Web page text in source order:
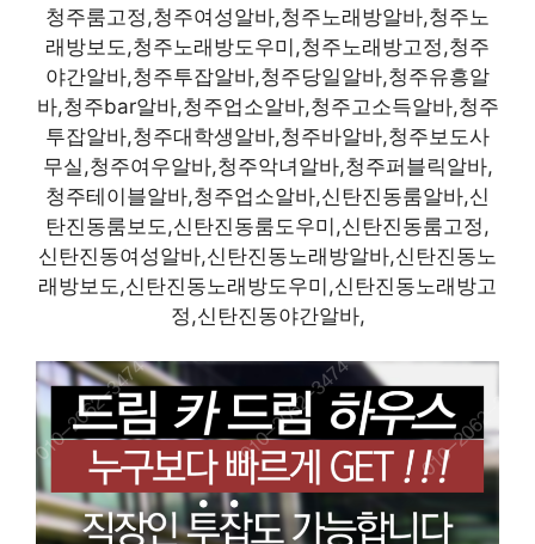
청주룸고정,청주여성알바,청주노래방알바,청주노
래방보도,청주노래방도우미,청주노래방고정,청주
야간알바,청주투잡알바,청주당일알바,청주유흥알
바,청주bar알바,청주업소알바,청주고소득알바,청주
투잡알바,청주대학생알바,청주바알바,청주보도사
무실,청주여우알바,청주악녀알바,청주퍼블릭알바,
청주테이블알바,청주업소알바,신탄진동룸알바,신
탄진동룸보도,신탄진동룸도우미,신탄진동룸고정,
신탄진동여성알바,신탄진동노래방알바,신탄진동노
래방보도,신탄진동노래방도우미,신탄진동노래방고
정,신탄진동야간알바,